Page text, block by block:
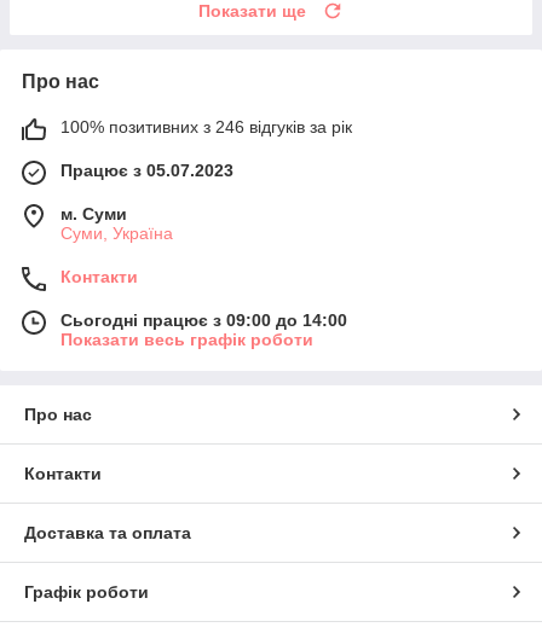
Показати ще
Про нас
100% позитивних з 246 відгуків за рік
Працює з 05.07.2023
м. Суми
Суми, Україна
Контакти
Сьогодні працює з 09:00 до 14:00
Показати весь графік роботи
Про нас
Контакти
Доставка та оплата
Графік роботи